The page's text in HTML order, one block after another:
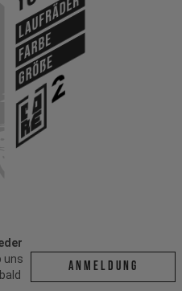
Laufräder
Farbe
Größe
uns
ANMELDUNG